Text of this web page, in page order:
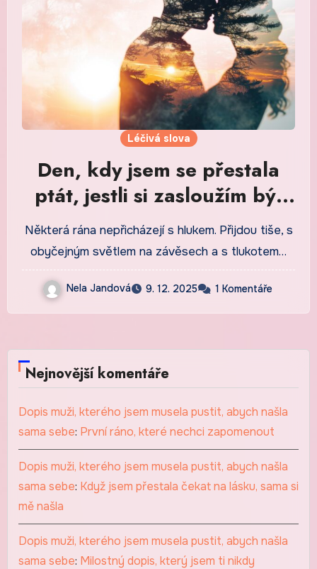
Léčivá slova
Den, kdy jsem se přestala
ptát, jestli si zasloužím být
šťastná
Některá rána nepřicházejí s hlukem. Přijdou tiše, s
obyčejným světlem na závěsech a s tlukotem…
Nela Jandová 9. 12. 2025 1 Komentáře
Nejnovější komentáře
Dopis muži, kterého jsem musela pustit, abych našla
sama sebe: První ráno, které nechci zapomenout
Dopis muži, kterého jsem musela pustit, abych našla
sama sebe: Když jsem přestala čekat na lásku, sama si
mě našla
Dopis muži, kterého jsem musela pustit, abych našla
sama sebe: Milostný dopis, který jsem ti nikdy